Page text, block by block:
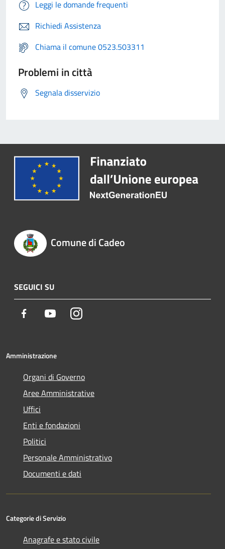
Leggi le domande frequenti
Richiedi Assistenza
Chiama il comune 0523.503311
Problemi in città
Segnala disservizio
Comune di Cadeo
SEGUICI SU
Facebook YoutubeInstagram
Amministrazione
Organi di Governo
Aree Amministrative
Uffici
Enti e fondazioni
Politici
Personale Amministrativo
Documenti e dati
Categorie di Servizio
Anagrafe e stato civile